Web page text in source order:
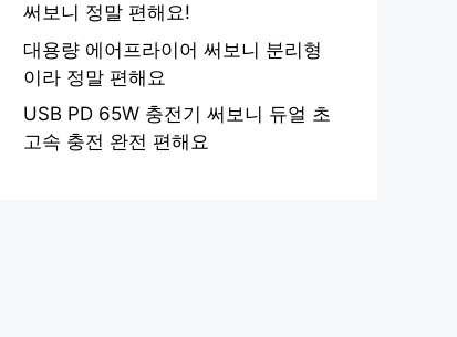
써보니 정말 편해요!
대용량 에어프라이어 써보니 분리형
이라 정말 편해요
USB PD 65W 충전기 써보니 듀얼 초
고속 충전 완전 편해요